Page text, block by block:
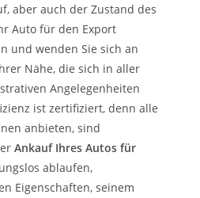
aber auch der Zustand des
Auto für den Export
und wenden Sie sich an
Nähe, die sich in aller
Angelegenheiten
ist zertifiziert, denn alle
anbieten, sind
Ankauf Ihres Autos für
ablaufen,
Eigenschaften, seinem